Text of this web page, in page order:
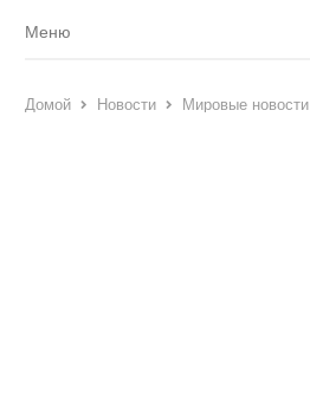
Menu
Меню
Домой Новости Мировые новости